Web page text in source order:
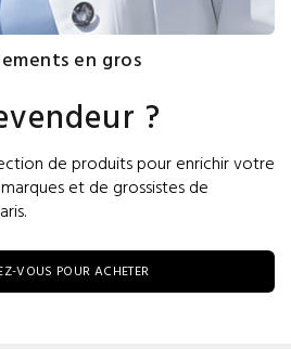
en gros
?
de produits pour enrichir votre
et de grossistes de
VOUS POUR ACHETER